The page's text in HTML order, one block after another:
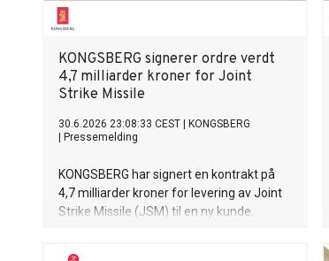
KONGSBERG signerer ordre verdt
4,7 milliarder kroner for Joint
Strike Missile
30.6.2026 23:08:33 CEST
KONGSBERG
Pressemelding
KONGSBERG har signert en kontrakt på
4,7 milliarder kroner for levering av Joint
Strike Missile (JSM) til en ny kunde.